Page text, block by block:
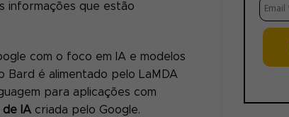
informações que estão
com o foco em IA e modelos
Bard é alimentado pelo LaMDA
para aplicações com
de IA criada pelo Google.